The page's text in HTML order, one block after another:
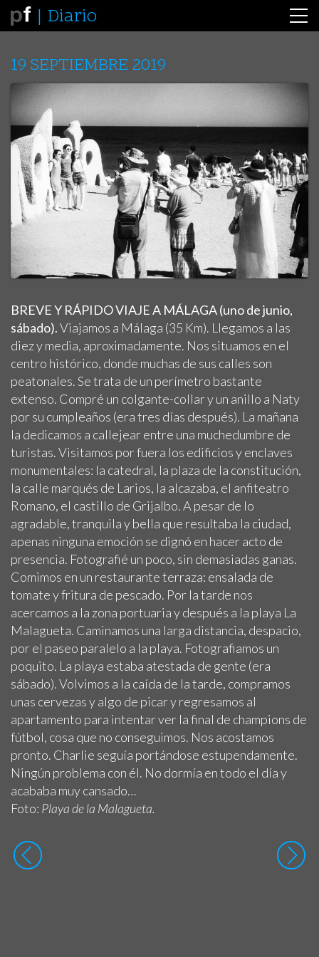
Diario
19 SEPTIEMBRE 2019
BREVE Y RÁPIDO VIAJE A MÁLAGA (uno de junio,
sábado).Viajamos a Málaga (35 Km). Llegamos a las
diez y media, aproximadamente. Nos situamos en el
centro histórico, donde muchas de sus calles son
peatonales. Se trata de un perímetro bastante
extenso. Compré un colgante-collar y un anillo a Naty
por su cumpleaños (era tres días después). La mañana
la dedicamos a callejear entre una muchedumbre de
turistas. Visitamos por fuera los edificios y enclaves
monumentales: la catedral, la plaza de la constitución,
la calle marqués de Larios, la alcazaba, el anfiteatro
Romano, el castillo de Grijalbo. A pesar de lo
agradable, tranquila y bella que resultaba la ciudad,
apenas ninguna emoción se dignó en hacer acto de
presencia. Fotografié un poco, sin demasiadas ganas.
Comimos en un restaurante terraza: ensalada de
tomate y fritura de pescado. Por la tarde nos
acercamos a la zona portuaria y después a la playa La
Malagueta. Caminamos una larga distancia, despacio,
por el paseo paralelo a la playa. Fotografiamos un
poquito. La playa estaba atestada de gente (era
sábado). Volvimos a la caída de la tarde, compramos
unas cervezas y algo de picar y regresamos al
apartamento para intentar ver la final de champions de
fútbol, cosa que no conseguimos. Nos acostamos
pronto. Charlie seguía portándose estupendamente.
Ningún problema con él. No dormía en todo el día y
acababa muy cansado…
Foto: Playa de la Malagueta.